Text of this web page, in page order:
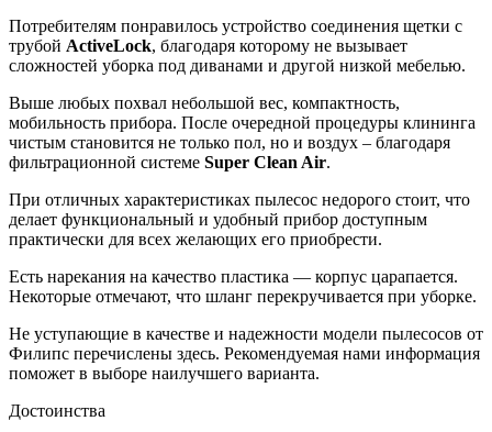
Потребителям понравилось устройство соединения щетки с
трубой ActiveLock, благодаря которому не вызывает
сложностей уборка под диванами и другой низкой мебелью.
Выше любых похвал небольшой вес, компактность,
мобильность прибора. После очередной процедуры клининга
чистым становится не только пол, но и воздух – благодаря
фильтрационной системе Super Clean Air.
При отличных характеристиках пылесос недорого стоит, что
делает функциональный и удобный прибор доступным
практически для всех желающих его приобрести.
Есть нарекания на качество пластика — корпус царапается.
Некоторые отмечают, что шланг перекручивается при уборке.
Не уступающие в качестве и надежности модели пылесосов от
Филипс перечислены здесь. Рекомендуемая нами информация
поможет в выборе наилучшего варианта.
Достоинства